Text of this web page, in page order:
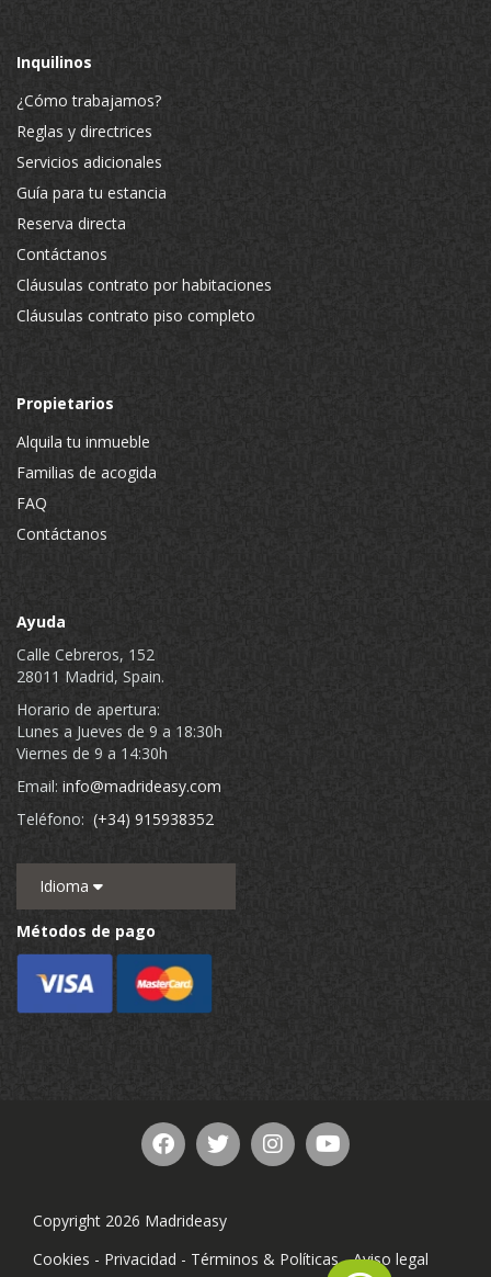
Inquilinos
¿Cómo trabajamos?
Reglas y directrices
Servicios adicionales
Guía para tu estancia
Reserva directa
Contáctanos
Cláusulas contrato por habitaciones
Cláusulas contrato piso completo
Propietarios
Alquila tu inmueble
Familias de acogida
FAQ
Contáctanos
Ayuda
Calle Cebreros, 152
28011 Madrid, Spain.
Horario de apertura:
Lunes a Jueves de 9 a 18:30h
Viernes de 9 a 14:30h
Email: info@madrideasy.com
Teléfono: (+34) 915938352
Idioma
Métodos de pago
Copyright 2026 Madrideasy
Cookies - Privacidad - Términos & Políticas-Aviso legal